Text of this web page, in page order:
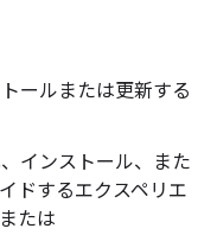
ールまたは更新する
インストール、また
ドするエクスペリエ
または